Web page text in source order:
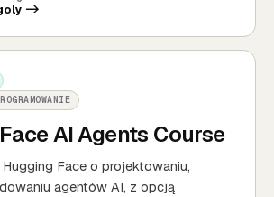
->
AI Agents Course
Hugging Face o projektowaniu,
agentów AI, z opcją